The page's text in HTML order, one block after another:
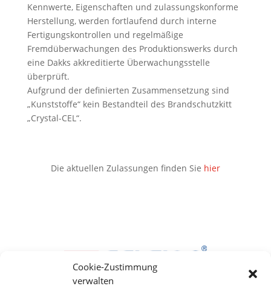
Cookie-Zustimmung
verwalten
Kennwerte, Eigenschaften und zulassungskonforme
Herstellung, werden fortlaufend durch interne
Fertigungskontrollen und regelmäßige
Fremdüberwachungen des Produktionswerks durch
eine Dakks akkreditierte Überwachungsstelle
überprüft.
Aufgrund der definierten Zusammensetzung sind
„Kunststoffe“ kein Bestandteil des Brandschutzkitt
„Crystal-CEL“.
Die aktuellen Zulassungen finden Sie hier